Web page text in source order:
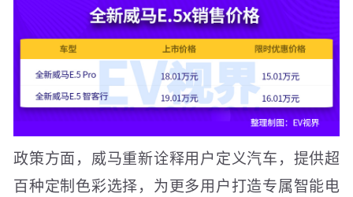
政策方面，威马重新诠释用户定义汽车，提供超
百种定制色彩选择，为更多用户打造专属智能电